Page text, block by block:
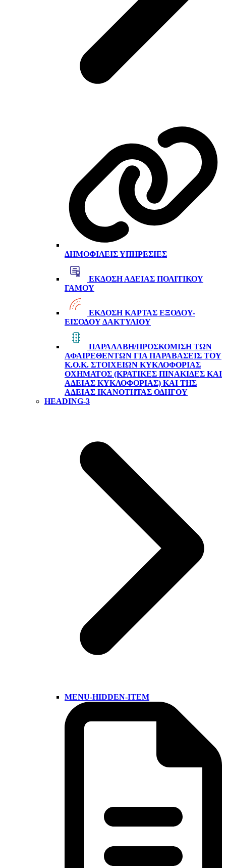
ΔΗΜΟΦΙΛΕΊΣ ΥΠΗΡΕΣΊΕΣ
ΈΚΔΟΣΗ ΆΔΕΙΑΣ ΠΟΛΙΤΙΚΟΎ
ΓΆΜΟΥ
ΈΚΔΟΣΗ ΚΆΡΤΑΣ ΕΞΌΔΟΥ-
ΕΙΣΌΔΟΥ ΔΑΚΤΥΛΊΟΥ
ΠΑΡΑΛΑΒΉ/ΠΡΟΣΚΌΜΙΣΗ ΤΩΝ
ΑΦΑΙΡΕΘΈΝΤΩΝ ΓΙΑ ΠΑΡΑΒΆΣΕΙΣ ΤΟΥ
Κ.Ο.Κ. ΣΤΟΙΧΕΊΩΝ ΚΥΚΛΟΦΟΡΊΑΣ
ΟΧΉΜΑΤΟΣ (ΚΡΑΤΙΚΈΣ ΠΙΝΑΚΊΔΕΣ ΚΑΙ
ΆΔΕΙΑΣ ΚΥΚΛΟΦΟΡΊΑΣ) ΚΑΙ ΤΗΣ
ΆΔΕΙΑΣ ΙΚΑΝΌΤΗΤΑΣ ΟΔΗΓΟΎ
HEADING-3
MENU-HIDDEN-ITEM